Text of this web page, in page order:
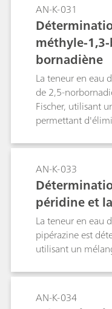
le système à four.
la détermination
l'aide d'un
d'échantillon
environ 7 à 14
eau et de la taille
AN-K-031
méthyle-
bornadiène
La teneur en eau
de 2,5-
Fischer, utilisant
permettant
AN-K-033
péridine et
La teneur en eau
pipérazine est
utilisant un
AN-K-034